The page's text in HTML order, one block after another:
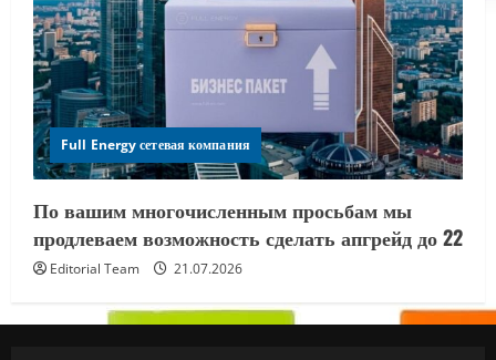
Full Energy сетевая компания
По вашим многочисленным просьбам мы
продлеваем возможность сделать апгрейд до 22
Editorial Team 21.07.2026